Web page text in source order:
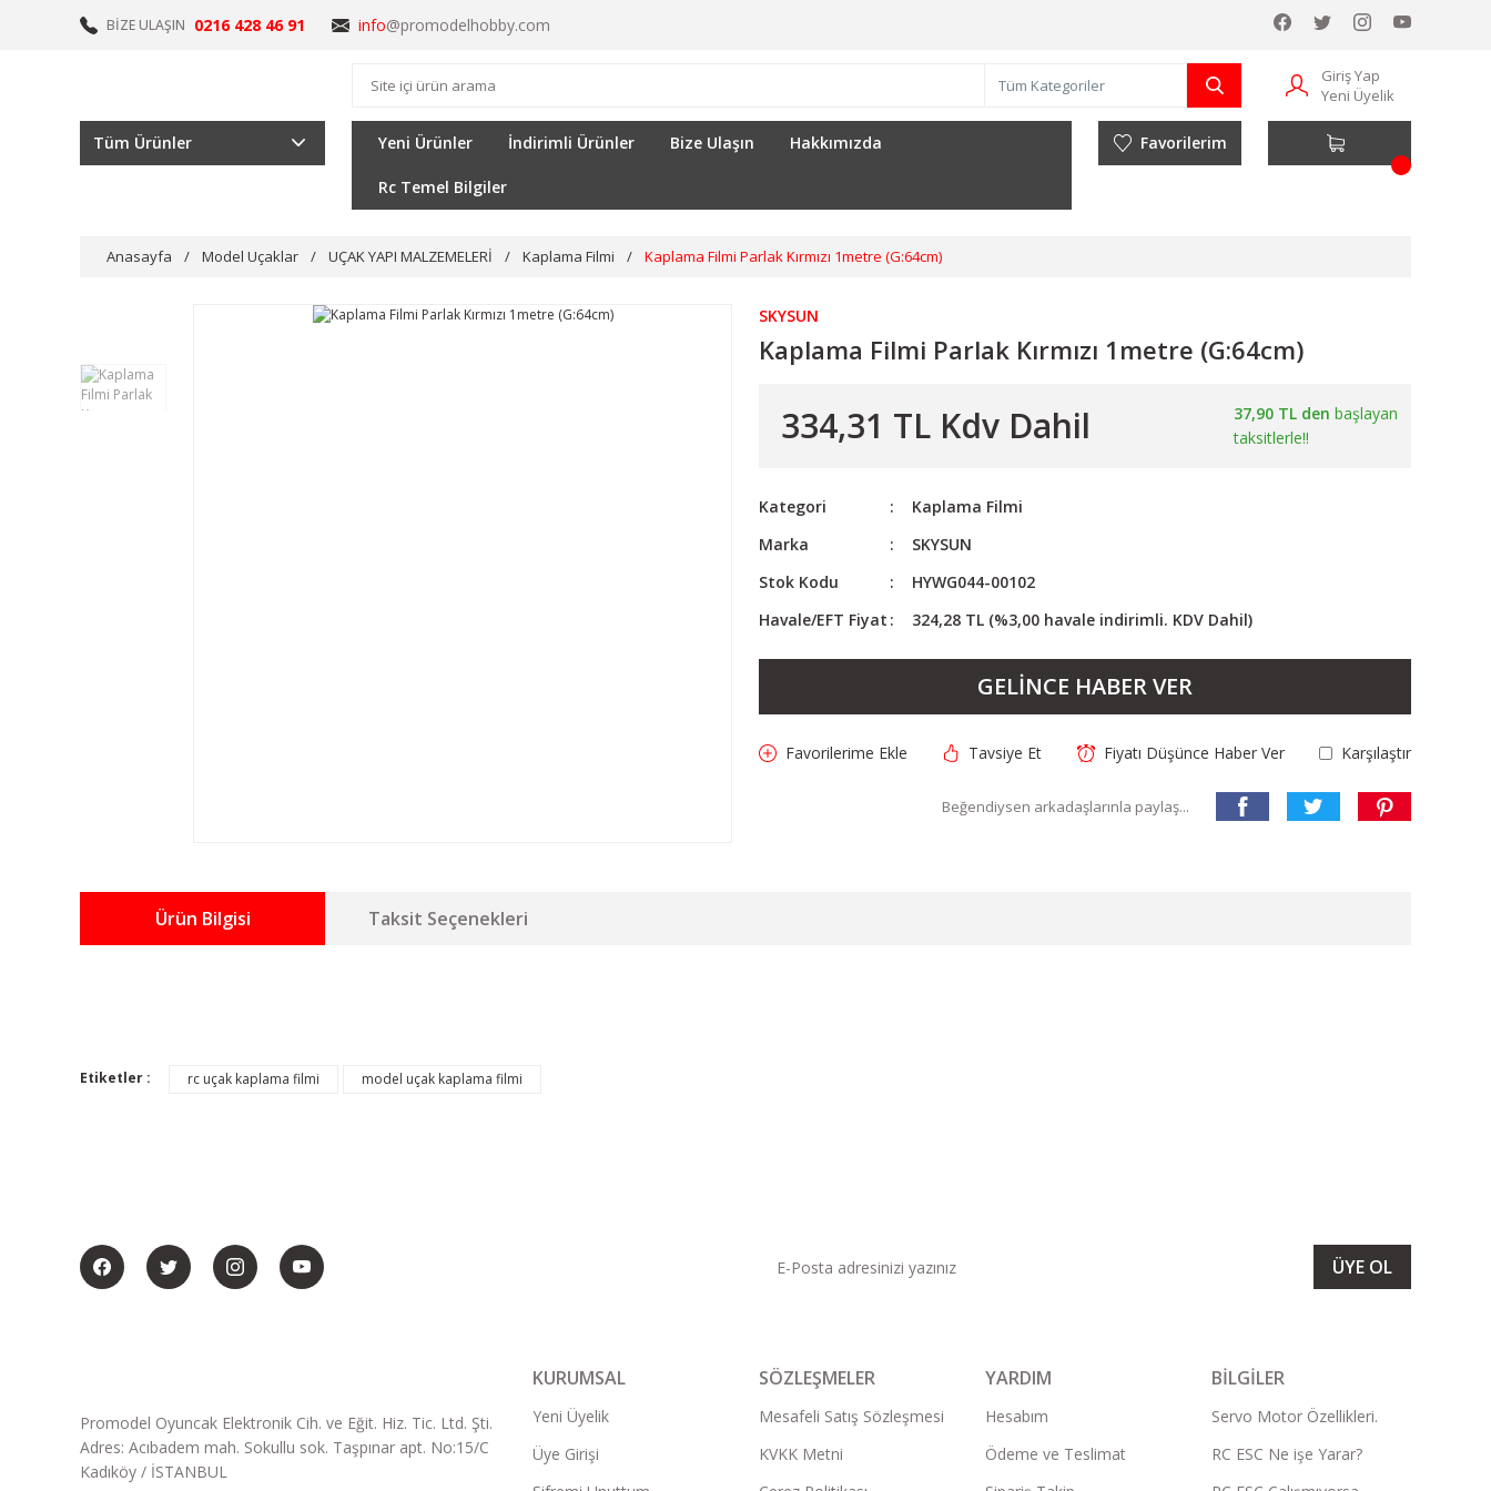
BİZE ULAŞIN 0216 428 46 91 info@promodelhobby.com
Giriş Yap
Yeni Üyelik
Tüm Ürünler Yeni Ürünler İndirimli Ürünler Bize Ulaşın Hakkımızda
Rc Temel Bilgiler
Favorilerim
Anasayfa Model Uçaklar UÇAK YAPI MALZEMELERİ Kaplama Filmi Kaplama Filmi Parlak Kırmızı 1metre (G:64cm)
SKYSUN
Kaplama Filmi Parlak Kırmızı 1metre (G:64cm)
334,31 TL Kdv Dahil 37,90 TL den başlayan
taksitlerle!!
Kategori
Kaplama Filmi
Marka
SKYSUN
Stok Kodu
HYWG044-00102
Havale/EFT Fiyat
324,28 TL (%3,00 havale indirimli. KDV Dahil)
GELİNCE HABER VER
Tavsiye Et Fiyatı Düşünce Haber Ver Karşılaştır
Beğendiysen arkadaşlarınla paylaş...
Ürün Bilgisi Taksit Seçenekleri
Etiketler : rc uçak kaplama filmi model uçak kaplama filmi
ÜYE OL
Promodel Oyuncak Elektronik Cih. ve Eğit. Hiz. Tic. Ltd. Şti.
Adres: Acıbadem mah. Sokullu sok. Taşpınar apt. No:15/C
Kadıköy / İSTANBUL
KURUMSAL
Yeni Üyelik
Üye Girişi
SÖZLEŞMELER
Mesafeli Satış Sözleşmesi
KVKK Metni
YARDIM
Hesabım
Ödeme ve Teslimat
BİLGİLER
Servo Motor Özellikleri.
RC ESC Ne işe Yarar?